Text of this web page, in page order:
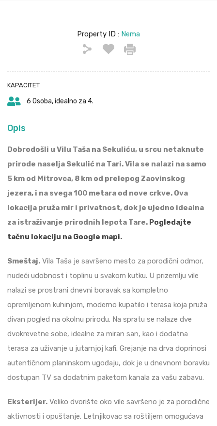
Property ID : Nema
KAPACITET
6 Osoba, idealno za 4.
Opis
Dobrodošli u Vilu Taša na Sekuliću, u srcu netaknute
prirode naselja Sekulić na Tari. Vila se nalazi na samo
5 km od Mitrovca, 8 km od prelepog Zaovinskog
jezera, i na svega 100 metara od nove crkve. Ova
lokacija pruža mir i privatnost, dok je ujedno idealna
za istraživanje prirodnih lepota Tare. Pogledajte
tačnu lokaciju na Google mapi.
Smeštaj. Vila Taša je savršeno mesto za porodični odmor,
nudeći udobnost i toplinu u svakom kutku. U prizemlju vile
nalazi se prostrani dnevni boravak sa kompletno
opremljenom kuhinjom, moderno kupatilo i terasa koja pruža
divan pogled na okolnu prirodu. Na spratu se nalaze dve
dvokrevetne sobe, idealne za miran san, kao i dodatna
terasa za uživanje u jutarnjoj kafi. Grejanje na drva doprinosi
autentičnom planinskom ugođaju, dok je u dnevnom boravku
dostupan TV sa dodatnim paketom kanala za vašu zabavu.
Eksterijer. Veliko dvorište oko vile savršeno je za porodične
aktivnosti i opuštanje. Letnjikovac sa roštiljem omogućava